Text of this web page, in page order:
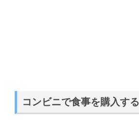
コンビニで食事を購入する